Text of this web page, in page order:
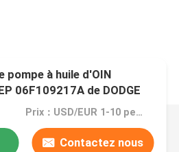
pompe à huile d'OIN
06F109217A de DODGE
Prix：USD/EUR 1-10 per pcs
Contactez nous